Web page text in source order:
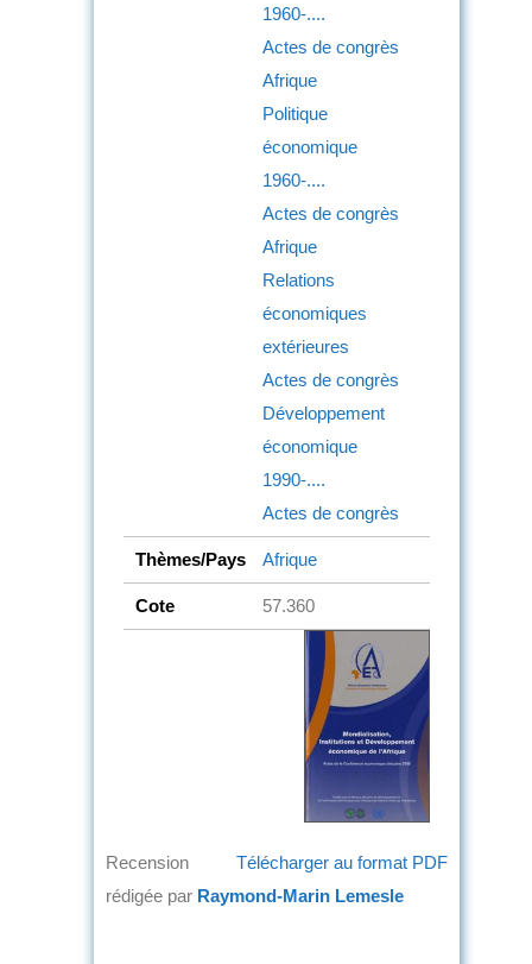
1960-....
Actes de congrès
Afrique
Politique
économique
1960-....
Actes de congrès
Afrique
Relations
économiques
extérieures
Actes de congrès
Développement
économique
1990-....
Actes de congrès
Thèmes/Pays Afrique
Cote 57.360
Télécharger au format PDF
Recension
rédigée par Raymond-Marin Lemesle